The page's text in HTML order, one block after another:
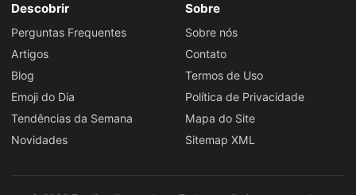
Descobrir
Perguntas Frequentes
Artigos
Blog
Emoji do Dia
Tendências da Semana
Novidades
Sobre
Sobre nós
Contato
Termos de Uso
Política de Privacidade
Mapa do Site
Sitemap XML